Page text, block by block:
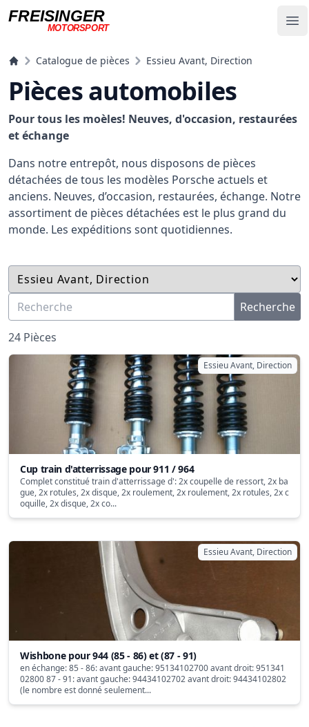
FREISINGER
MOTORSPORT
Catalogue de pièces Essieu Avant, Direction
Pièces automobiles
Pour tous les moèles! Neuves, d'occasion, restaurées
et échange
Dans notre entrepôt, nous disposons de pièces
détachées de tous les modèles Porsche actuels et
anciens. Neuves, d’occasion, restaurées, échange. Notre
assortiment de pièces détachées est le plus grand du
monde. Les expéditions sont quotidiennes.
Recherche
24 Pièces
Essieu Avant, Direction
Cup train d'atterrissage pour 911 / 964
Complet constitué train d'atterrissage d': 2x coupelle de ressort, 2x ba
gue, 2x rotules, 2x disque, 2x roulement, 2x roulement, 2x rotules, 2x c
oquille, 2x disque, 2x co...
Essieu Avant, Direction
Wishbone pour 944 (85 - 86) et (87 - 91)
en échange: 85 - 86: avant gauche: 95134102700 avant droit: 951341
02800 87 - 91: avant gauche: 94434102702 avant droit: 94434102802
(le nombre est donné seulement...